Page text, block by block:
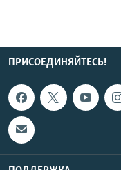
ПРИСОЕДИНЯЙТЕСЬ!